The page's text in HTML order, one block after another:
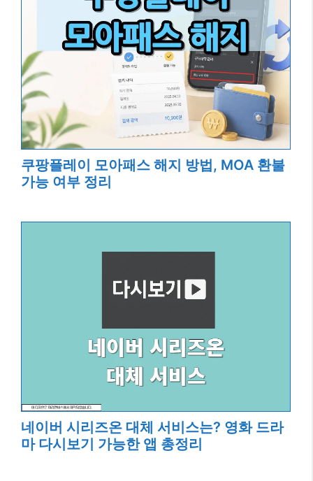
쿠팡플레이 모아패스 해지 방법, MOA 환불
가능 여부 정리
네이버 시리즈온 대체 서비스는? 영화 드라
마 다시보기 가능한 앱 총정리